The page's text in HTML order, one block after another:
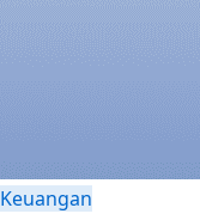
Keuangan